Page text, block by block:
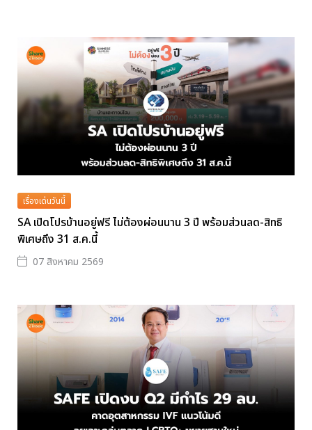
เรื่องเด่นวันนี้
SA เปิดโปรบ้านอยู่ฟรี ไม่ต้องผ่อนนาน 3 ปี พร้อมส่วนลด-สิทธิ
พิเศษถึง 31 ส.ค.นี้
07 สิงหาคม 2569